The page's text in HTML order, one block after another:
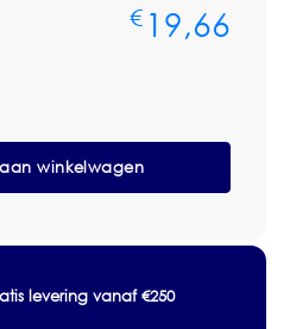
aantallen of op basis van
advies of een
graag mee over het
systeem, verbruik,
prijsafspraken.
€ 19,66
winkelwagen
levering vanaf €250